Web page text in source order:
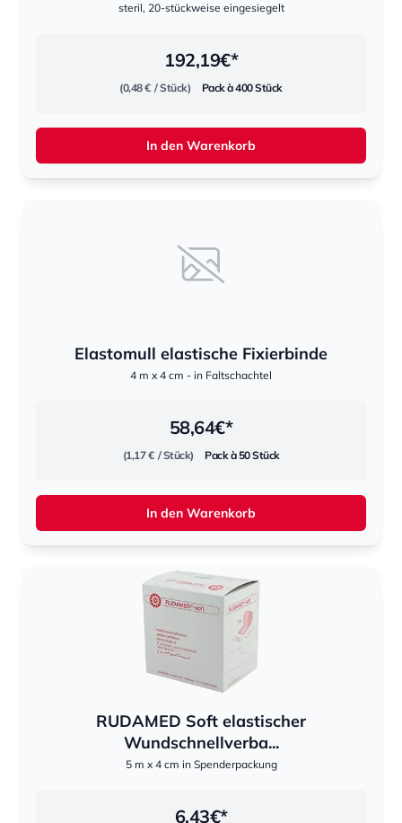
steril, 20-stückweise eingesiegelt
192,19€*
(0,48 € / Stück) Pack à 400 Stück
In den Warenkorb
Elastomull elastische Fixierbinde
4 m x 4 cm - in Faltschachtel
58,64€*
(1,17 € / Stück) Pack à 50 Stück
In den Warenkorb
RUDAMED Soft elastischer
Wundschnellverba...
5 m x 4 cm in Spenderpackung
6,43€*